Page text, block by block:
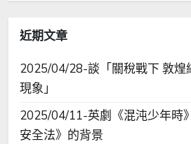
近期文章
2025/04/28-談「關稅戰下 敦煌
現象」
2025/04/11-英劇《混沌少年時
安全法》的背景